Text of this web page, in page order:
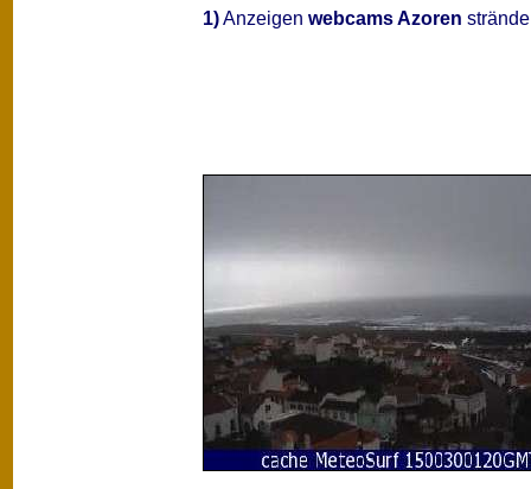
1)Anzeigen webcams Azoren